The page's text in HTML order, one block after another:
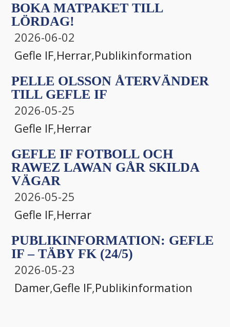
BOKA MATPAKET TILL
LÖRDAG!
2026-06-02
Gefle IF,Herrar,Publikinformation
PELLE OLSSON ÅTERVÄNDER
TILL GEFLE IF
2026-05-25
Gefle IF,Herrar
GEFLE IF FOTBOLL OCH
RAWEZ LAWAN GÅR SKILDA
VÄGAR
2026-05-25
Gefle IF,Herrar
PUBLIKINFORMATION: GEFLE
IF – TÄBY FK (24/5)
2026-05-23
Damer,Gefle IF,Publikinformation